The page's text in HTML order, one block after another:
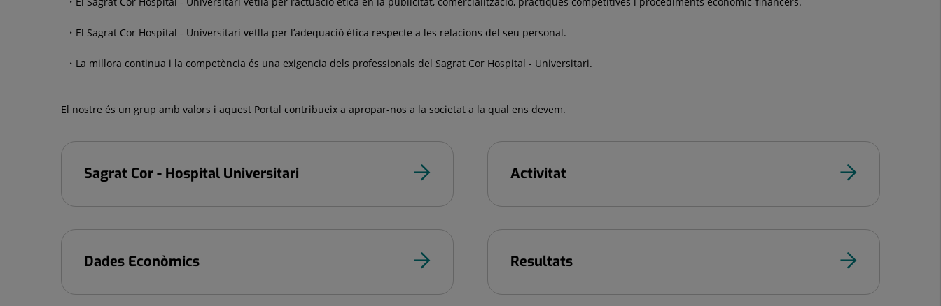
El Sagrat Cor Hospital - Universitari vetlla per l’adequació ètica respecte a les relacions del seu personal.
La millora continua i la competència és una exigencia dels professionals del Sagrat Cor Hospital - Universitari.
El nostre és un grup amb valors i aquest Portal contribueix a apropar-nos a la societat a la qual ens devem.
Sagrat Cor - Hospital Universitari Activitat
Dades Econòmics Resultats